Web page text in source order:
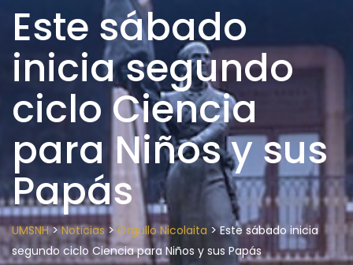
Este sábado
inicia segundo
ciclo Ciencia
para Niños y sus
Papás
UMSNH>Noticias> Orgullo Nicolaita >Este sábado inicia
segundo ciclo Ciencia para Niños y sus Papás